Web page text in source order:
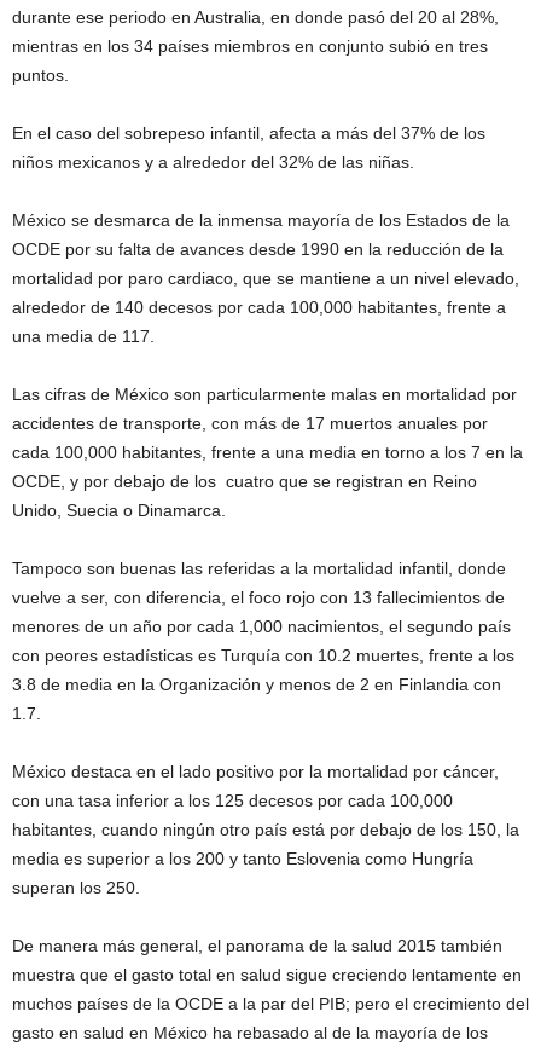
durante ese periodo en Australia, en donde pasó del 20 al 28%,
mientras en los 34 países miembros en conjunto subió en tres
puntos.
En el caso del sobrepeso infantil, afecta a más del 37% de los
niños mexicanos y a alrededor del 32% de las niñas.
México se desmarca de la inmensa mayoría de los Estados de la
OCDE por su falta de avances desde 1990 en la reducción de la
mortalidad por paro cardiaco, que se mantiene a un nivel elevado,
alrededor de 140 decesos por cada 100,000 habitantes, frente a
una media de 117.
Las cifras de México son particularmente malas en mortalidad por
accidentes de transporte, con más de 17 muertos anuales por
cada 100,000 habitantes, frente a una media en torno a los 7 en la
OCDE, y por debajo de los cuatro que se registran en Reino
Unido, Suecia o Dinamarca.
Tampoco son buenas las referidas a la mortalidad infantil, donde
vuelve a ser, con diferencia, el foco rojo con 13 fallecimientos de
menores de un año por cada 1,000 nacimientos, el segundo país
con peores estadísticas es Turquía con 10.2 muertes, frente a los
3.8 de media en la Organización y menos de 2 en Finlandia con
1.7.
México destaca en el lado positivo por la mortalidad por cáncer,
con una tasa inferior a los 125 decesos por cada 100,000
habitantes, cuando ningún otro país está por debajo de los 150, la
media es superior a los 200 y tanto Eslovenia como Hungría
superan los 250.
De manera más general, el panorama de la salud 2015 también
muestra que el gasto total en salud sigue creciendo lentamente en
muchos países de la OCDE a la par del PIB; pero el crecimiento del
gasto en salud en México ha rebasado al de la mayoría de los